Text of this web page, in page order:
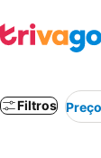
Filtros